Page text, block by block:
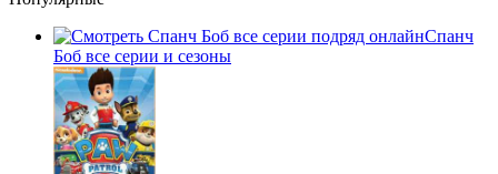
Спанч
Боб все серии и сезоны